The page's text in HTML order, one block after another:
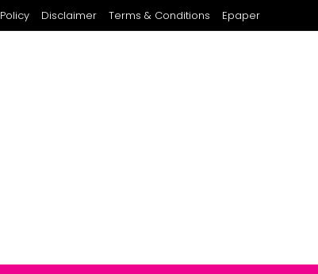
Disclaimer Terms & Conditions Epaper